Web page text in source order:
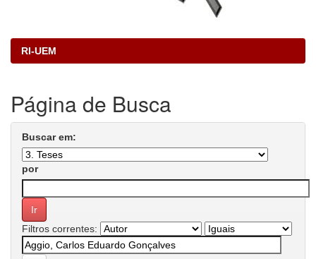
RI-UEM
Página de Busca
Buscar em:
por
Filtros correntes: